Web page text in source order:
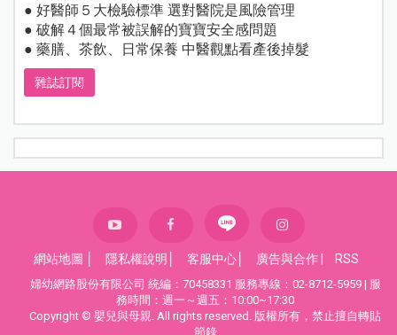
● 好醫師５大檢驗標準 選對醫院是風險管理
● 破解４個最常被誤解的寶寶安全感問題
● 藥膳、茶飲、日常保養 中醫觀點看產後掉髮
雜誌訂閱
網站地圖 隱私權說明 客服中心 廣告與合作 RSS
婦幼網路股份有限公司 統編：70458331 服務專線：02-8712-5959 | 服
務時間：週一～週五：10:00~17:30
Copyright © 嬰兒與母親. All rights reserved. 版權所有，禁止擅自轉貼
節錄